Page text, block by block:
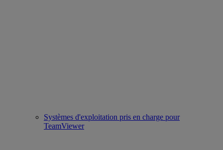
Systèmes d'exploitation pris en charge pour
TeamViewer